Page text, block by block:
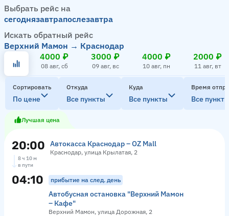
Выбрать рейс на
сегоднязавтрапослезавтра
Искать обратный рейс
Верхний Мамон → Краснодар
4000 ₽
08 авг, сб
3000 ₽
09 авг, вс
4000 ₽
10 авг, пн
2000 ₽
11 авг, вт
Сортировать
По цене
Откуда
Все пункты
Куда
Все пункты
Время
Все
Лучшая цена
20:00 Автокасса Краснодар – OZ Mall
Краснодар, улица Крылатая, 2
8 ч 10 м
в пути
04:10 прибытие на след. день
Автобусная остановка "Верхний Мамон
– Кафе"
Верхний Мамон, улица Дорожная, 2